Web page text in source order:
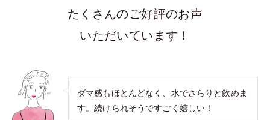
たくさんのご好評のお声
いただいています！
ダマ感もほとんどなく、水でさらりと飲めま
す。続けられそうですごく嬉しい！